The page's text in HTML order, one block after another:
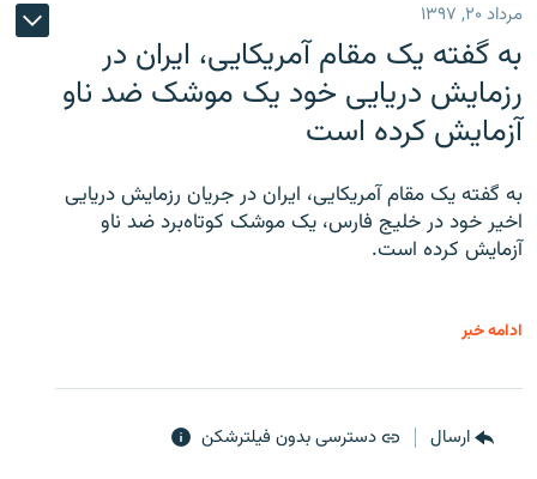
مرداد ۲۰, ۱۳۹۷
به گفته یک مقام آمریکایی، ایران در
رزمایش دریایی خود یک موشک ضد ناو
آزمایش کرده است
به گفته یک مقام آمریکایی، ایران در جریان رزمایش دریایی
اخیر خود در خلیج فارس، یک موشک کوتاه‌برد ضد ناو
آزمایش کرده است.
ادامه خبر
ارسال دسترسی بدون فیلترشکن